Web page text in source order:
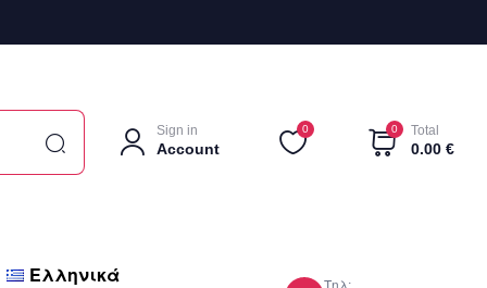
Sign in
Account
0 0 Total
0.00 €
Ελληνικά